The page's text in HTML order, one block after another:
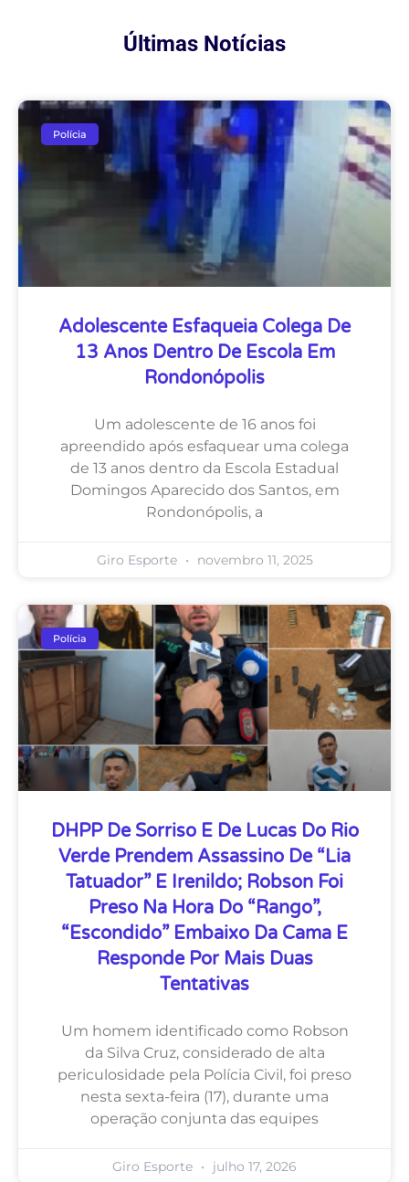
Últimas Notícias
Polícia
Adolescente Esfaqueia Colega De
13 Anos Dentro De Escola Em
Rondonópolis
Um adolescente de 16 anos foi
apreendido após esfaquear uma colega
de 13 anos dentro da Escola Estadual
Domingos Aparecido dos Santos, em
Rondonópolis, a
Giro Esporte novembro 11, 2025
Polícia
DHPP De Sorriso E De Lucas Do Rio
Verde Prendem Assassino De “Lia
Tatuador” E Irenildo; Robson Foi
Preso Na Hora Do “rango”,
“escondido” Embaixo Da Cama E
Responde Por Mais Duas
Tentativas
Um homem identificado como Robson
da Silva Cruz, considerado de alta
periculosidade pela Polícia Civil, foi preso
nesta sexta-feira (17), durante uma
operação conjunta das equipes
Giro Esporte julho 17, 2026